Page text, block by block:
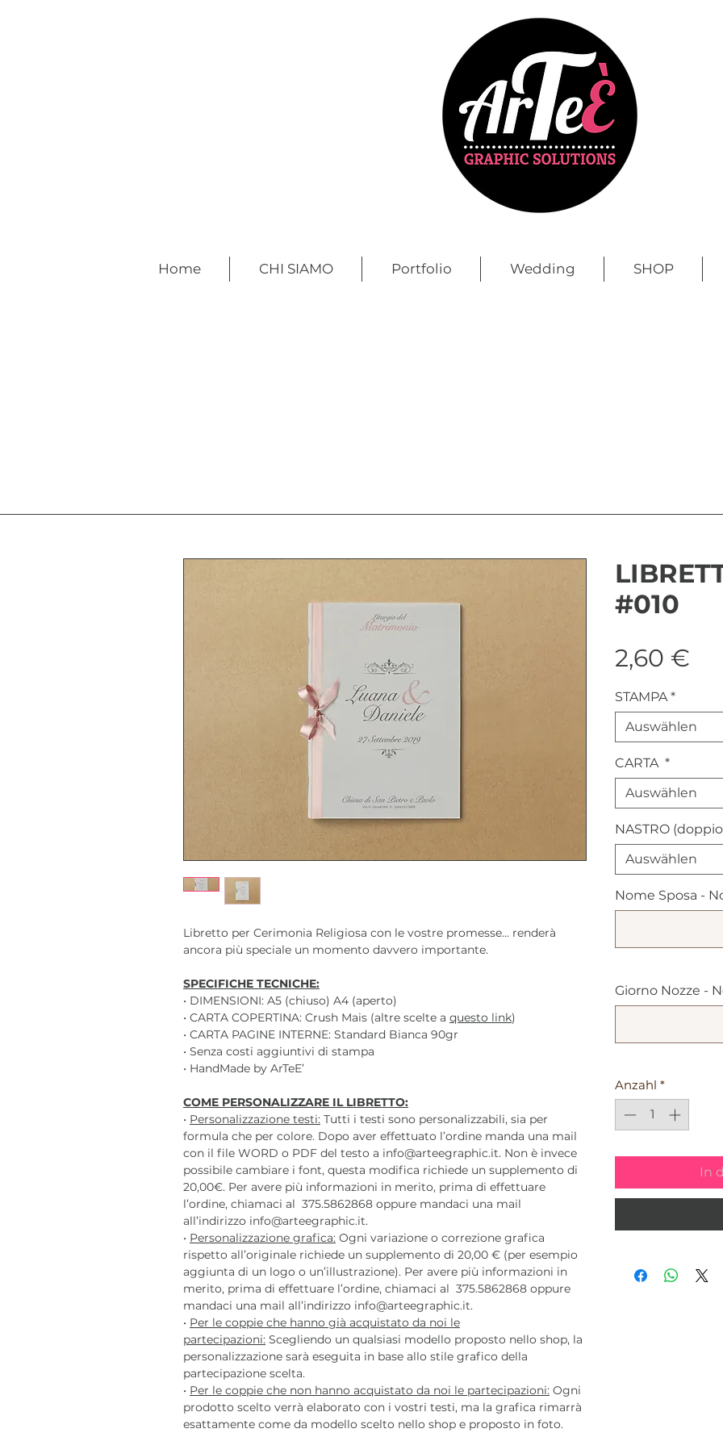
Home CHI SIAMO Portfolio Wedding SHOP
Libretto per Cerimonia Religiosa con le vostre promesse... renderà
ancora più speciale un momento davvero importante.
SPECIFICHE TECNICHE:
• DIMENSIONI: A5 (chiuso) A4 (aperto)
• CARTA COPERTINA: Crush Mais (altre scelte a questo link)
• CARTA PAGINE INTERNE: Standard Bianca 90gr
• Senza costi aggiuntivi di stampa
• HandMade by ArTeE’
COME PERSONALIZZARE IL LIBRETTO:
• Personalizzazione testi: Tutti i testi sono personalizzabili, sia per
formula che per colore. Dopo aver effettuato l’ordine manda una mail
con il file WORD o PDF del testo a info@arteegraphic.it. Non è invece
possibile cambiare i font, questa modifica richiede un supplemento di
20,00€. Per avere più informazioni in merito, prima di effettuare
l’ordine, chiamaci al 375.5862868 oppure mandaci una mail
all’indirizzo info@arteegraphic.it.
• Personalizzazione grafica: Ogni variazione o correzione grafica
rispetto all’originale richiede un supplemento di 20,00 € (per esempio
aggiunta di un logo o un’illustrazione). Per avere più informazioni in
merito, prima di effettuare l’ordine, chiamaci al 375.5862868 oppure
mandaci una mail all’indirizzo info@arteegraphic.it.
• Per le coppie che hanno già acquistato da noi le
partecipazioni: Scegliendo un qualsiasi modello proposto nello shop, la
personalizzazione sarà eseguita in base allo stile grafico della
partecipazione scelta.
• Per le coppie che non hanno acquistato da noi le partecipazioni: Ogni
prodotto scelto verrà elaborato con i vostri testi, ma la grafica rimarrà
esattamente come da modello scelto nello shop e proposto in foto.
#010
2,60 €
STAMPA *
Auswählen
CARTA *
Auswählen
NASTRO
Auswählen
Nome Sposa -
Giorno Nozze -
Anzahl *
In